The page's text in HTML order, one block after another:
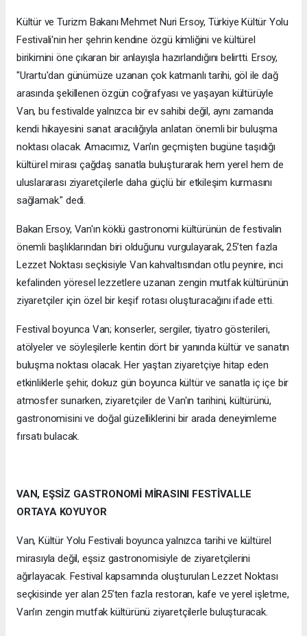
Kültür ve Turizm Bakanı Mehmet Nuri Ersoy, Türkiye Kültür Yolu
Festivali'nin her şehrin kendine özgü kimliğini ve kültürel
birikimini öne çıkaran bir anlayışla hazırlandığını belirtti. Ersoy,
"Urartu'dan günümüze uzanan çok katmanlı tarihi, göl ile dağ
arasında şekillenen özgün coğrafyası ve yaşayan kültürüyle
Van, bu festivalde yalnızca bir ev sahibi değil, aynı zamanda
kendi hikayesini sanat aracılığıyla anlatan önemli bir buluşma
noktası olacak. Amacımız, Van'ın geçmişten bugüne taşıdığı
kültürel mirası çağdaş sanatla buluşturarak hem yerel hem de
uluslararası ziyaretçilerle daha güçlü bir etkileşim kurmasını
sağlamak." dedi.
Bakan Ersoy, Van'ın köklü gastronomi kültürünün de festivalin
önemli başlıklarından biri olduğunu vurgulayarak, 25’ten fazla
Lezzet Noktası seçkisiyle Van kahvaltısından otlu peynire, inci
kefalinden yöresel lezzetlere uzanan zengin mutfak kültürünün
ziyaretçiler için özel bir keşif rotası oluşturacağını ifade etti.
Festival boyunca Van; konserler, sergiler, tiyatro gösterileri,
atölyeler ve söyleşilerle kentin dört bir yanında kültür ve sanatın
buluşma noktası olacak. Her yaştan ziyaretçiye hitap eden
etkinliklerle şehir, dokuz gün boyunca kültür ve sanatla iç içe bir
atmosfer sunarken, ziyaretçiler de Van'ın tarihini, kültürünü,
gastronomisini ve doğal güzelliklerini bir arada deneyimleme
fırsatı bulacak.
VAN, EŞSİZ GASTRONOMİ MİRASINI FESTİVALLE
ORTAYA KOYUYOR
Van, Kültür Yolu Festivali boyunca yalnızca tarihi ve kültürel
mirasıyla değil, eşsiz gastronomisiyle de ziyaretçilerini
ağırlayacak. Festival kapsamında oluşturulan Lezzet Noktası
seçkisinde yer alan 25’ten fazla restoran, kafe ve yerel işletme,
Van’ın zengin mutfak kültürünü ziyaretçilerle buluşturacak.